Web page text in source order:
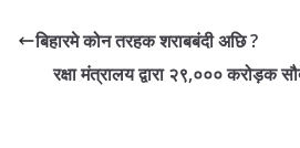
बिहारमे कोन तरहक शराबबंदी अछि ?
रक्षा मंत्रालय द्वारा २९,००० करोड़क